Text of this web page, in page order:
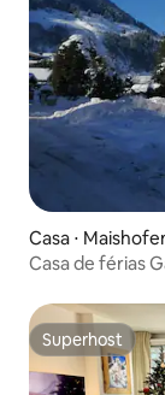
Casa ⋅
Casa de férias
Superhost
Superhost